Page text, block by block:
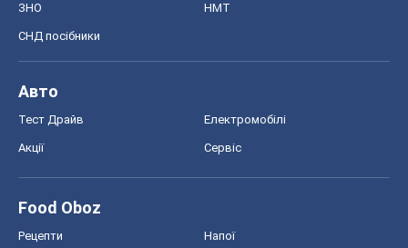
ЗНО НМТ
СНД посібники
Авто
Тест Драйв Електромобілі
Акції Сервіс
Food Oboz
Рецепти Напої